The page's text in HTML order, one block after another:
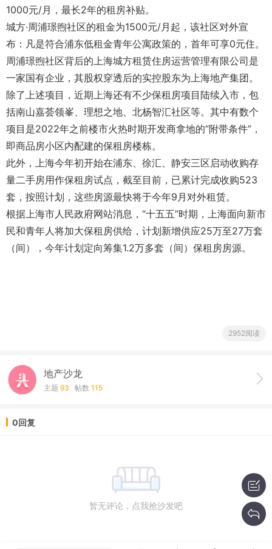
1000元/月，最长2年的租房补贴。
城方·周浦璟煦社区的租金为1500元/月起，该社区对外宣
布：凡是符合浦东低租金青年公寓政策的，首年可享0元住。
周浦璟煦社区背后的上海城方租赁住房运营管理有限公司是
一家国有企业，其股权穿透后的实控股东为上海地产集团。
除了上述项目，近期上海还有不少保租房项目陆续入市，包
括南山嘉荟领峯、理想之地、北杨智汇社区等。其中有数个
项目是2022年之前楼市火热时期开发商拿地的“附带条件”，
即商品房小区内配建的保租房楼栋。
此外，上海今年初开始在浦东、徐汇、静安三区启动收购存
量二手房用作保租房试点，截至目前，已累计完成收购523
套，按照计划，这些房源最快将于今年9月对外租赁。
根据上海市人民政府网站消息，“十五五”时期，上海面向新市
民和青年人将加大保租房供给，计划新增供应25万至27万套
（间），今年计划定向筹集1.2万多套（间）保租房房源。
2952阅读
地产沙龙
主题 93 帖数 115
0回复
暂无评论，点我抢沙发吧